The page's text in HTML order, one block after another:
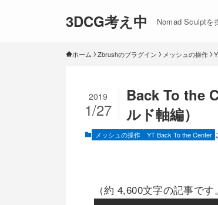
3DCG考え中 Nomad Sculptを
ホーム Zbrushのプラグイン メッシュの操作
Back To the
ルド軸編）
2019
1/27
メッシュの操作 YT Back To the Center
（約 4,600文字の記事です